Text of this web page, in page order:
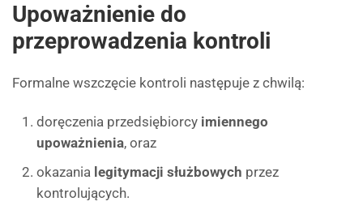
Upoważnienie do
przeprowadzenia kontroli
Formalne wszczęcie kontroli następuje z chwilą:
doręczenia przedsiębiorcy imiennego
upoważnienia, oraz
okazania legitymacji służbowych przez
kontrolujących.